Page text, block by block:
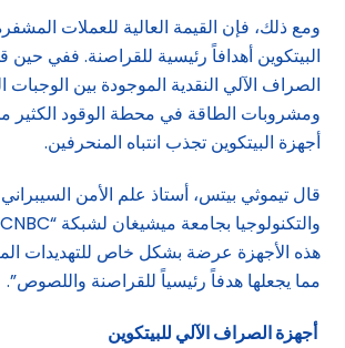
ومع ذلك، فإن القيمة العالية للعملات
البيتكوين أهدافاً رئيسية للقراصنة. ففي حين
الصراف الآلي النقدية الموجودة بين الوجبات
ومشروبات الطاقة في محطة الوقود الكثير من
أجهزة البيتكوين تجذب انتباه المنحرفين.
قال تيموثي بيتس، أستاذ علم الأمن السيبراني
هذه الأجهزة عرضة بشكل خاص للتهديدات
مما يجعلها هدفاً رئيسياً للقراصنة واللصوص”.
أجهزة الصراف الآلي للبيتكوين